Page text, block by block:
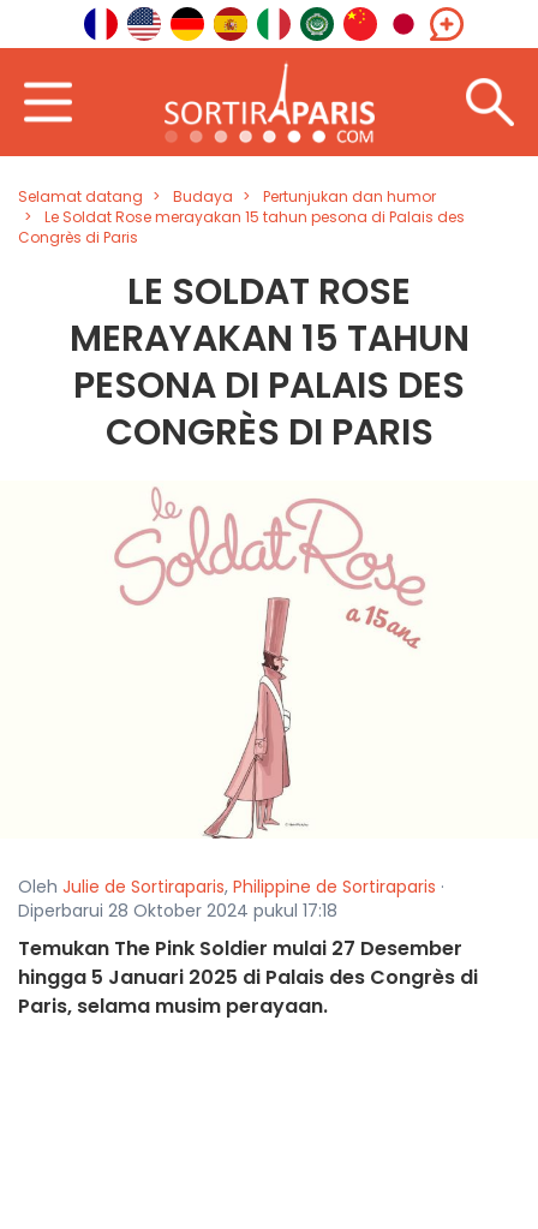
Selamat datang Budaya
Pertunjukan dan humor
Le Soldat Rose merayakan 15 tahun pesona di Palais des
Congrès di Paris
LE SOLDAT ROSE
MERAYAKAN 15 TAHUN
PESONA DI PALAIS DES
CONGRÈS DI PARIS
Oleh Julie de Sortiraparis, Philippine de Sortiraparis ·
Diperbarui 28 Oktober 2024 pukul 17:18
Temukan The Pink Soldier mulai 27 Desember
hingga 5 Januari 2025 di Palais des Congrès di
Paris, selama musim perayaan.